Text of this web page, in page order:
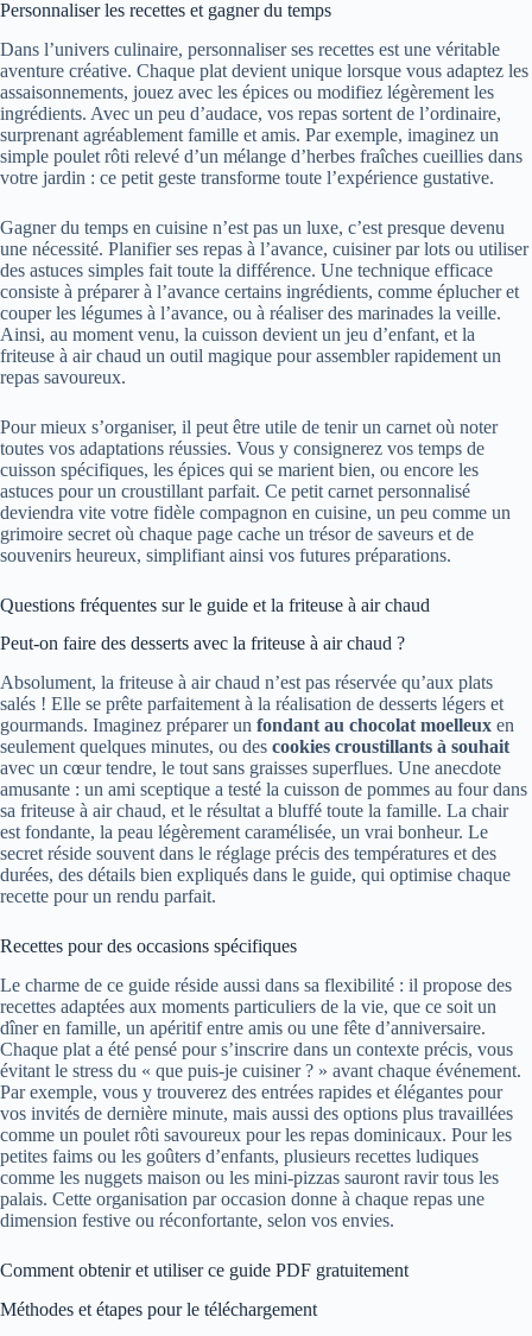
Personnaliser les recettes et gagner du temps
Dans l’univers culinaire, personnaliser ses recettes est une véritable
aventure créative. Chaque plat devient unique lorsque vous adaptez les
assaisonnements, jouez avec les épices ou modifiez légèrement les
ingrédients. Avec un peu d’audace, vos repas sortent de l’ordinaire,
surprenant agréablement famille et amis. Par exemple, imaginez un
simple poulet rôti relevé d’un mélange d’herbes fraîches cueillies dans
votre jardin : ce petit geste transforme toute l’expérience gustative.
Gagner du temps en cuisine n’est pas un luxe, c’est presque devenu
une nécessité. Planifier ses repas à l’avance, cuisiner par lots ou utiliser
des astuces simples fait toute la différence. Une technique efficace
consiste à préparer à l’avance certains ingrédients, comme éplucher et
couper les légumes à l’avance, ou à réaliser des marinades la veille.
Ainsi, au moment venu, la cuisson devient un jeu d’enfant, et la
friteuse à air chaud un outil magique pour assembler rapidement un
repas savoureux.
Pour mieux s’organiser, il peut être utile de tenir un carnet où noter
toutes vos adaptations réussies. Vous y consignerez vos temps de
cuisson spécifiques, les épices qui se marient bien, ou encore les
astuces pour un croustillant parfait. Ce petit carnet personnalisé
deviendra vite votre fidèle compagnon en cuisine, un peu comme un
grimoire secret où chaque page cache un trésor de saveurs et de
souvenirs heureux, simplifiant ainsi vos futures préparations.
Questions fréquentes sur le guide et la friteuse à air chaud
Peut-on faire des desserts avec la friteuse à air chaud ?
Absolument, la friteuse à air chaud n’est pas réservée qu’aux plats
salés ! Elle se prête parfaitement à la réalisation de desserts légers et
gourmands. Imaginez préparer un fondant au chocolat moelleux en
seulement quelques minutes, ou des cookies croustillants à souhait
avec un cœur tendre, le tout sans graisses superflues. Une anecdote
amusante : un ami sceptique a testé la cuisson de pommes au four dans
sa friteuse à air chaud, et le résultat a bluffé toute la famille. La chair
est fondante, la peau légèrement caramélisée, un vrai bonheur. Le
secret réside souvent dans le réglage précis des températures et des
durées, des détails bien expliqués dans le guide, qui optimise chaque
recette pour un rendu parfait.
Recettes pour des occasions spécifiques
Le charme de ce guide réside aussi dans sa flexibilité : il propose des
recettes adaptées aux moments particuliers de la vie, que ce soit un
dîner en famille, un apéritif entre amis ou une fête d’anniversaire.
Chaque plat a été pensé pour s’inscrire dans un contexte précis, vous
évitant le stress du « que puis-je cuisiner ? » avant chaque événement.
Par exemple, vous y trouverez des entrées rapides et élégantes pour
vos invités de dernière minute, mais aussi des options plus travaillées
comme un poulet rôti savoureux pour les repas dominicaux. Pour les
petites faims ou les goûters d’enfants, plusieurs recettes ludiques
comme les nuggets maison ou les mini-pizzas sauront ravir tous les
palais. Cette organisation par occasion donne à chaque repas une
dimension festive ou réconfortante, selon vos envies.
Comment obtenir et utiliser ce guide PDF gratuitement
Méthodes et étapes pour le téléchargement